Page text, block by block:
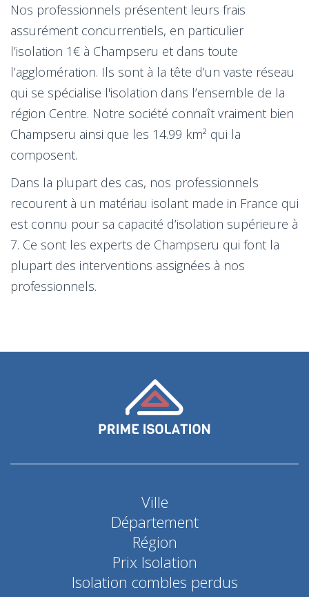
Nos professionnels présentent leurs frais
assurément concurrentiels, en particulier
l’isolation 1€ à Champseru et dans toute
l’agglomération. Ils sont à la tête d’un vaste réseau
qui se spécialise l'isolation dans l’ensemble de la
région Centre. Notre société connaît vraiment bien
Champseru ainsi que les 14.99 km² qui la
composent.
Dans la plupart des cas, nos professionnels
recourent à un matériau isolant made in France qui
est connu pour sa capacité d’isolation supérieure à
7. Ce sont les experts de Champseru qui font la
plupart des interventions assignées à nos
professionnels.
Ville
Département
Région
Prix Isolation
Isolation combles perdus